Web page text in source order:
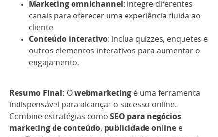
Marketing omnichannel : integre diferentes
canais para oferecer uma experiência fluida ao
cliente.
Conteúdo interativo: inclua quizzes, enquetes e
outros elementos interativos para aumentar o
engajamento.
Resumo Final: O webmarketing é uma ferramenta
indispensável para alcançar o sucesso online.
Combine estratégias como SEO para negócios,
marketing de conteúdo, publicidade online e